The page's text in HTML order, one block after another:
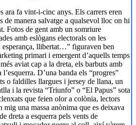
ara fa vint-i-cinc anys. Els carrers eren
de manera salvatge a qualsevol lloc on hi
Fotos de gent amb un somriure
amb eslògans electorals on les
esperança, llibertat…” figuraven ben
primari i emergent d’aquells temps
aviat cap a la dreta, els barbuts amb
D’una banda els “progres”
o faldilles llargues i jersey de llana, un
i la revista “Triunfo” o “El Papus” sota
que feien olor a colònia, lectors
mig una massa anònima que es deixava
dreta a esquerra pels vents de